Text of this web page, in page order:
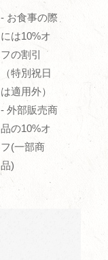
- お食事の際
には10%オ
フの割引
（特別祝日
は適用外）
- 外部販売商
品の10%オ
フ(一部商
品)